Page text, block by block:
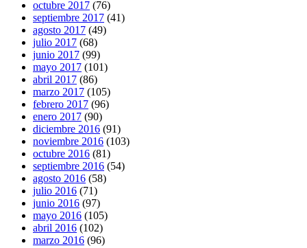
octubre 2017 (76)
septiembre 2017 (41)
agosto 2017 (49)
julio 2017 (68)
junio 2017 (99)
mayo 2017 (101)
abril 2017 (86)
marzo 2017 (105)
febrero 2017 (96)
enero 2017 (90)
diciembre 2016 (91)
noviembre 2016 (103)
octubre 2016 (81)
septiembre 2016 (54)
agosto 2016 (58)
julio 2016 (71)
junio 2016 (97)
mayo 2016 (105)
abril 2016 (102)
marzo 2016 (96)